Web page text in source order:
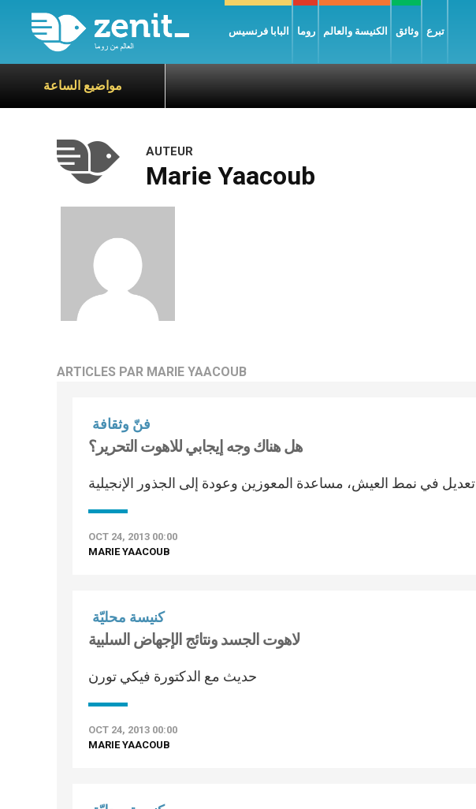
البابا فرنسيس روما الكنيسة والعالم وثائق تبرع
مواضيع الساعة
AUTEUR
Marie Yaacoub
ARTICLES PAR MARIE YAACOUB
فنّ وثقافة
هل هناك وجه إيجابي للاهوت التحرير؟
تعديل في نمط العيش، مساعدة المعوزين وعودة إلى الجذور الإنجيلية
OCT 24, 2013 00:00
MARIE YAACOUB
كنيسة محليّة
لاهوت الجسد ونتائج الإجهاض السلبية
حديث مع الدكتورة فيكي تورن
OCT 24, 2013 00:00
MARIE YAACOUB